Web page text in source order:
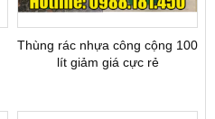
Thùng rác nhựa công cộng 100
lít giảm giá cực rẻ